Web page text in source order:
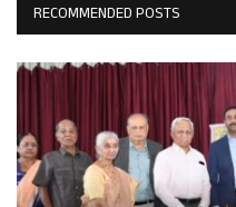
RECOMMENDED POSTS